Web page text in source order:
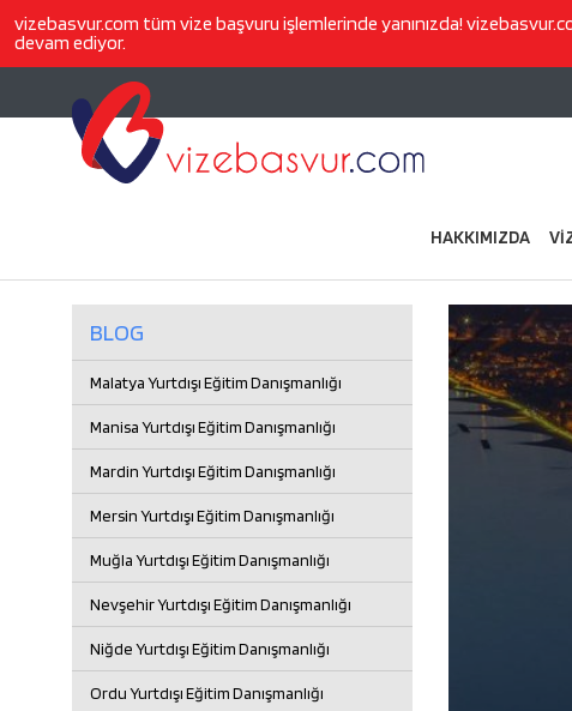
vizebasvur.com tüm vize başvuru işlemlerinde yanınızda!
devam ediyor.
HAKKIMIZDA
BLOG
Malatya Yurtdışı Eğitim Danışmanlığı
Manisa Yurtdışı Eğitim Danışmanlığı
Mardin Yurtdışı Eğitim Danışmanlığı
Mersin Yurtdışı Eğitim Danışmanlığı
Muğla Yurtdışı Eğitim Danışmanlığı
Nevşehir Yurtdışı Eğitim Danışmanlığı
Niğde Yurtdışı Eğitim Danışmanlığı
Ordu Yurtdışı Eğitim Danışmanlığı